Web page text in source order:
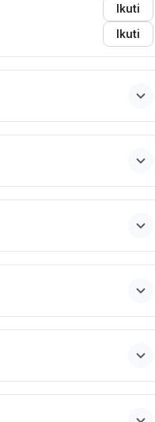
Ikuti
Ikuti